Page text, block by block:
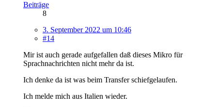
Beiträge
8
3. September 2022 um 10:46
#14
Mir ist auch gerade aufgefallen daß dieses Mikro für
Sprachnachrichten nicht mehr da ist.
Ich denke da ist was beim Transfer schiefgelaufen.
Ich melde mich aus Italien wieder.